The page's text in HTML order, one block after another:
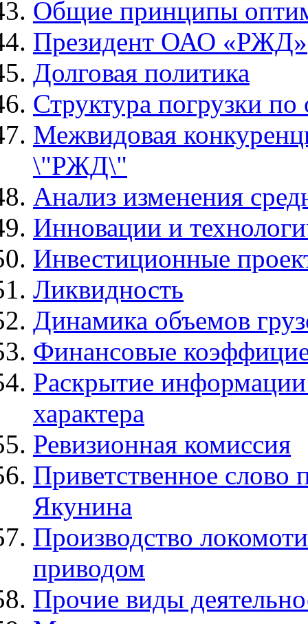
Общие принципы
Президент ОАО «РЖД»
Долговая политика
Структура погрузки
Межвидовая
\"РЖД\"
Анализ изменения
Инновации и
Инвестиционные
Ликвидность
Динамика объемов
Финансовые
Раскрытие информации
характера
Ревизионная комиссия
Приветственное
Якунина
Производство
приводом
Прочие виды